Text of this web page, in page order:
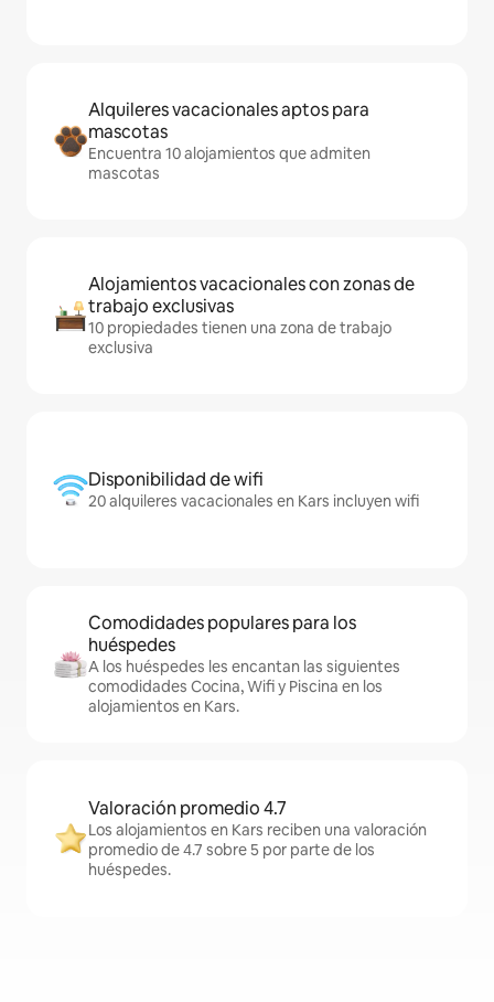
Alquileres vacacionales aptos para
mascotas
Encuentra 10 alojamientos que admiten
mascotas
Alojamientos vacacionales con zonas de
trabajo exclusivas
10 propiedades tienen una zona de trabajo
exclusiva
Disponibilidad de wifi
20 alquileres vacacionales en Kars incluyen wifi
Comodidades populares para los
huéspedes
A los huéspedes les encantan las siguientes
comodidades Cocina, Wifi y Piscina en los
alojamientos en Kars.
Valoración promedio 4.7
Los alojamientos en Kars reciben una valoración
promedio de 4.7 sobre 5 por parte de los
huéspedes.